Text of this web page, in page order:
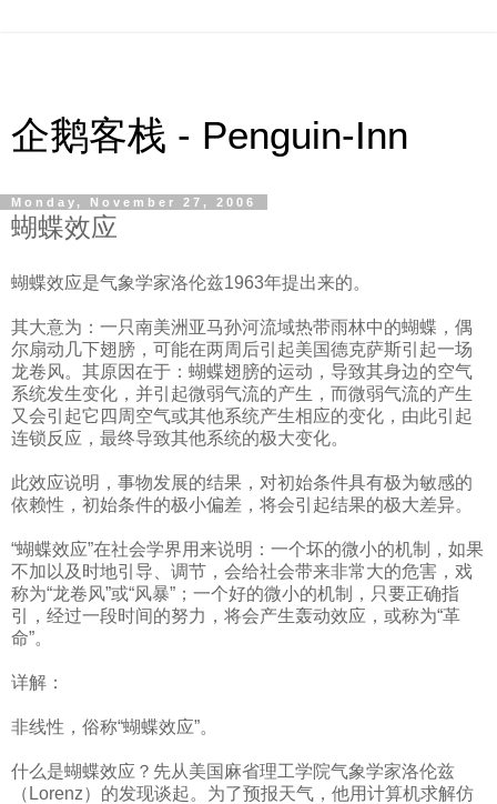
企鹅客栈 - Penguin-Inn
Monday, November 27, 2006
蝴蝶效应
蝴蝶效应是气象学家洛伦兹1963年提出来的。
其大意为：一只南美洲亚马孙河流域热带雨林中的蝴蝶，偶
尔扇动几下翅膀，可能在两周后引起美国德克萨斯引起一场
龙卷风。其原因在于：蝴蝶翅膀的运动，导致其身边的空气
系统发生变化，并引起微弱气流的产生，而微弱气流的产生
又会引起它四周空气或其他系统产生相应的变化，由此引起
连锁反应，最终导致其他系统的极大变化。
此效应说明，事物发展的结果，对初始条件具有极为敏感的
依赖性，初始条件的极小偏差，将会引起结果的极大差异。
“蝴蝶效应”在社会学界用来说明：一个坏的微小的机制，如果
不加以及时地引导、调节，会给社会带来非常大的危害，戏
称为“龙卷风”或“风暴”；一个好的微小的机制，只要正确指
引，经过一段时间的努力，将会产生轰动效应，或称为“革
命”。
详解：
非线性，俗称“蝴蝶效应”。
什么是蝴蝶效应？先从美国麻省理工学院气象学家洛伦兹
（Lorenz）的发现谈起。为了预报天气，他用计算机求解仿